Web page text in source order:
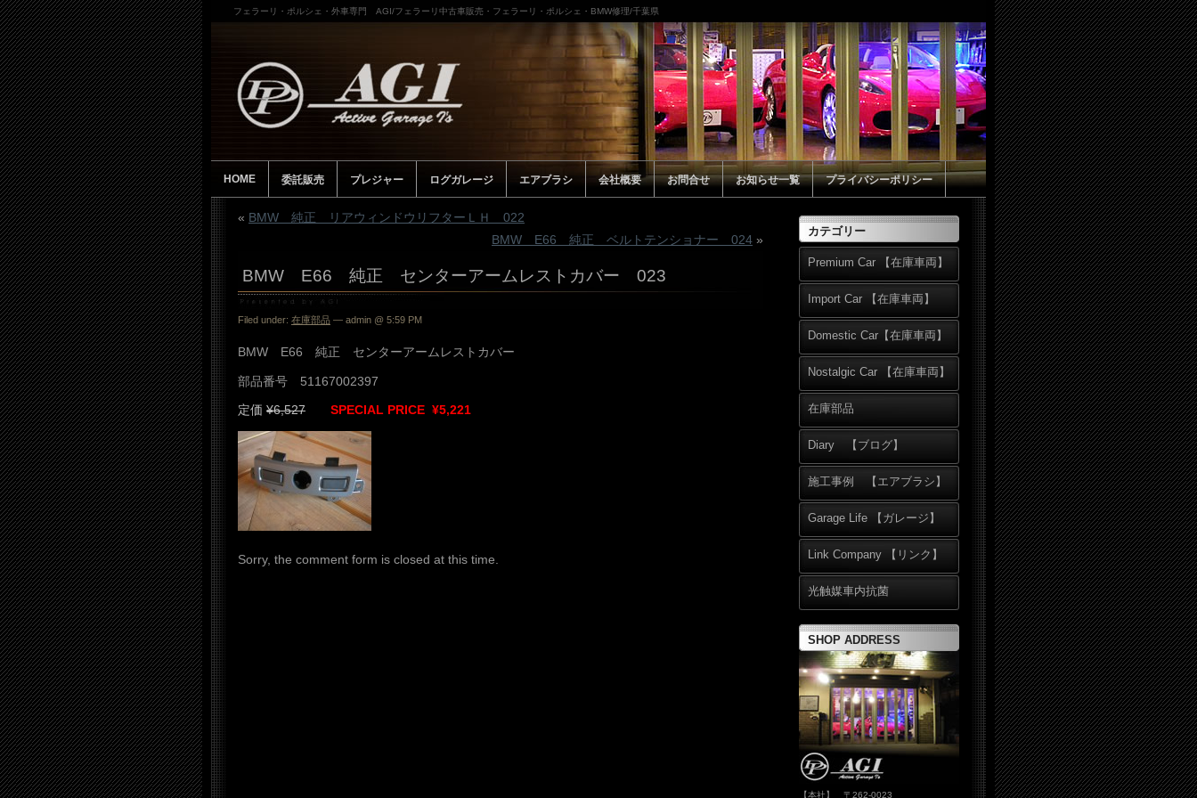
フェラーリ・ポルシェ・外車専門 AGI/フェラーリ中古車販売・フェラーリ・ポルシェ・BMW修理/千葉県
HOME 委託販売 プレジャー ログガレージ エアブラシ 会社概要 お問合せ お知らせ一覧 プライバシーポリシー
« BMW 純正 リアウィンドウリフターＬＨ 022
BMW E66 純正 ベルトテンショナー 024 »
BMW E66 純正 センターアームレストカバー 023
Filed under: 在庫部品 — admin @ 5:59 PM
BMW E66 純正 センターアームレストカバー
部品番号 51167002397
定価 ¥6,527 SPECIAL PRICE ¥5,221
Sorry, the comment form is closed at this time.
カテゴリー
Premium Car 【在庫車両】
Import Car 【在庫車両】
Domestic Car【在庫車両】
Nostalgic Car 【在庫車両】
在庫部品
Diary 【ブログ】
施工事例 【エアブラシ】
Garage Life 【ガレージ】
Link Company 【リンク】
光触媒車内抗菌
SHOP ADDRESS
【本社】 〒262-0023